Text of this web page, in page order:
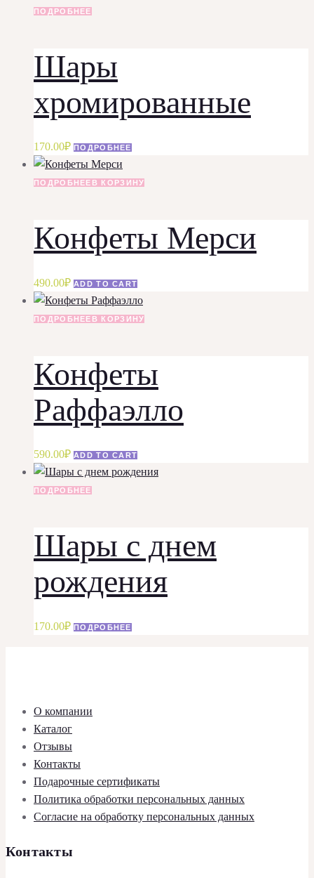
ПОДРОБНЕЕ
Шары
хромированные
170.00₽ ПОДРОБНЕЕ
ПОДРОБНЕЕ В КОРЗИНУ
Конфеты Мерси
490.00₽ ADD TO CART
ПОДРОБНЕЕ В КОРЗИНУ
Конфеты
Раффаэлло
590.00₽ ADD TO CART
ПОДРОБНЕЕ
Шары с днем
рождения
170.00₽ ПОДРОБНЕЕ
О компании
Каталог
Отзывы
Контакты
Подарочные сертификаты
Политика обработки персональных данных
Согласие на обработку персональных данных
Контакты